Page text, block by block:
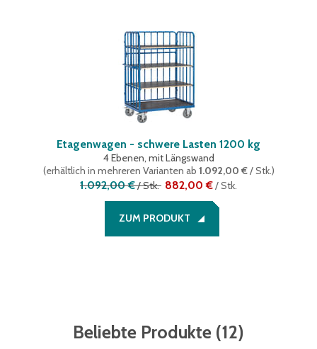
Etagenwagen - schwere Lasten 1200 kg
4 Ebenen, mit Längswand
(erhältlich in mehreren Varianten ab 1.092,00 €/ Stk.)
1.092,00 €/Stk. 882,00 €/Stk.
ZUM PRODUKT
Beliebte Produkte (12)